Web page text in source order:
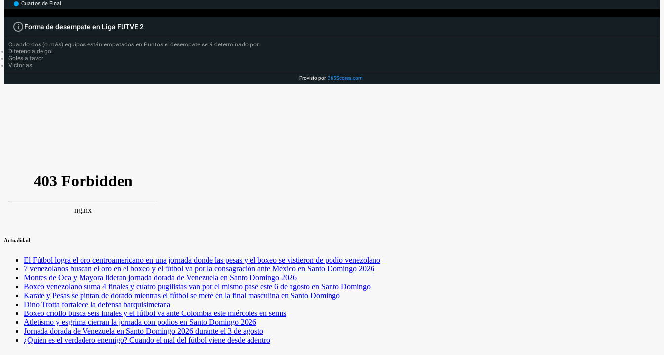
Cuartos de Final
Forma de desempate en Liga FUTVE 2
Cuando dos (o más) equipos están empatados en Puntos el desempate será determinado por:
Diferencia de gol
Goles a favor
Victorias
Provisto por 365Scores.com
Actualidad
El Fútbol logra el oro centroamericano en una jornada donde las pesas y el boxeo se vistieron de podio venezolano
7 venezolanos buscan el oro en el boxeo y el fútbol va por la consagración ante México en Santo Domingo 2026
Montes de Oca y Mayora lideran jornada dorada de Venezuela en Santo Domingo 2026
Boxeo venezolano suma 4 finales y cuatro pugilistas van por el mismo pase este 6 de agosto en Santo Domingo
Karate y Pesas se pintan de dorado mientras el fútbol se mete en la final masculina en Santo Domingo
Dino Trotta fortalece la defensa barquisimetana
Boxeo criollo busca seis finales y el fútbol va ante Colombia este miércoles en semis
Atletismo y esgrima cierran la jornada con podios en Santo Domingo 2026
Jornada dorada de Venezuela en Santo Domingo 2026 durante el 3 de agosto
¿Quién es el verdadero enemigo? Cuando el mal del fútbol viene desde adentro